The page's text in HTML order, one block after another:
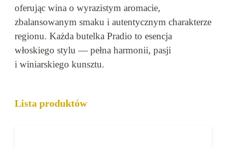
oferując wina o wyrazistym aromacie,
zbalansowanym smaku i autentycznym charakterze
regionu. Każda butelka Pradio to esencja
włoskiego stylu — pełna harmonii, pasji
i winiarskiego kunsztu.
Lista produktów